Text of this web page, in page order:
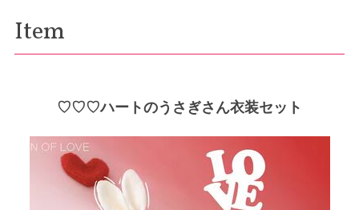
Item
♡♡♡ハートのうさぎさん衣装セット